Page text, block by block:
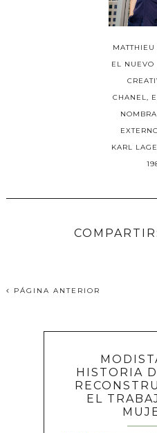
EL NUEVO
CHANEL,
KARL
COMPARTIR:
PÁGINA ANTERIOR
HISTORIA
EL